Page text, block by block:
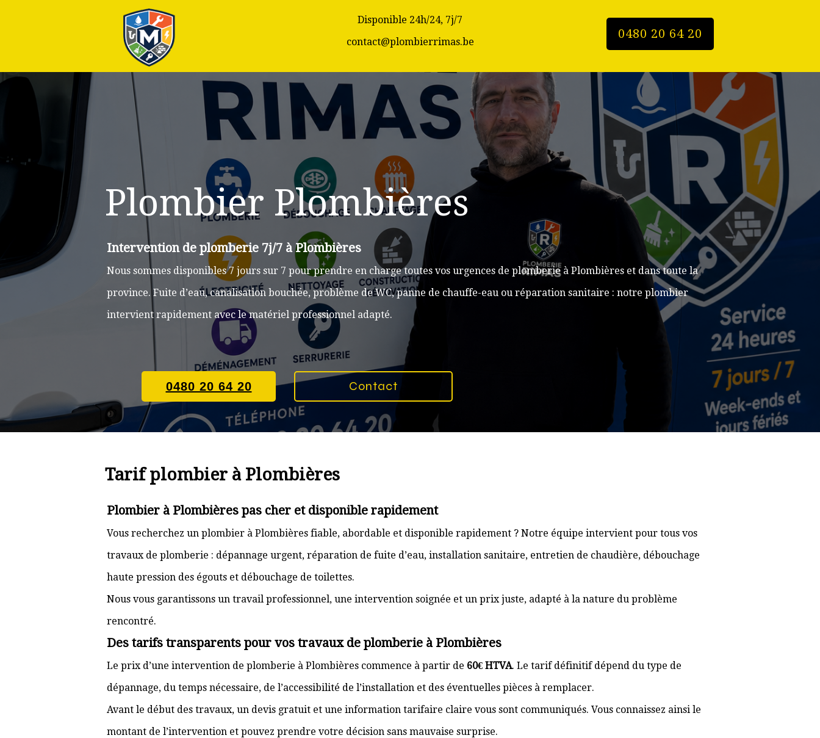
0480 20 64 20
Disponible 24h/24, 7j/7
contact@plombierrimas.be
Plombier Plombières
Intervention de plomberie 7j/7 à Plombières
Nous sommes disponibles 7 jours sur 7 pour prendre en charge toutes vos urgences de plomberie à Plombières et dans toute la
province. Fuite d’eau, canalisation bouchée, problème de WC, panne de chauffe-eau ou réparation sanitaire : notre plombier
intervient rapidement avec le matériel professionnel adapté.
0480 20 64 20 Contact
Tarif plombier à Plombières
Plombier à Plombières pas cher et disponible rapidement
Vous recherchez un plombier à Plombières fiable, abordable et disponible rapidement ? Notre équipe intervient pour tous vos
travaux de plomberie : dépannage urgent, réparation de fuite d’eau, installation sanitaire, entretien de chaudière, débouchage
haute pression des égouts et débouchage de toilettes.
Nous vous garantissons un travail professionnel, une intervention soignée et un prix juste, adapté à la nature du problème
rencontré.
Des tarifs transparents pour vos travaux de plomberie à Plombières
Le prix d’une intervention de plomberie à Plombières commence à partir de 60€ HTVA. Le tarif définitif dépend du type de
dépannage, du temps nécessaire, de l’accessibilité de l’installation et des éventuelles pièces à remplacer.
Avant le début des travaux, un devis gratuit et une information tarifaire claire vous sont communiqués. Vous connaissez ainsi le
montant de l’intervention et pouvez prendre votre décision sans mauvaise surprise.